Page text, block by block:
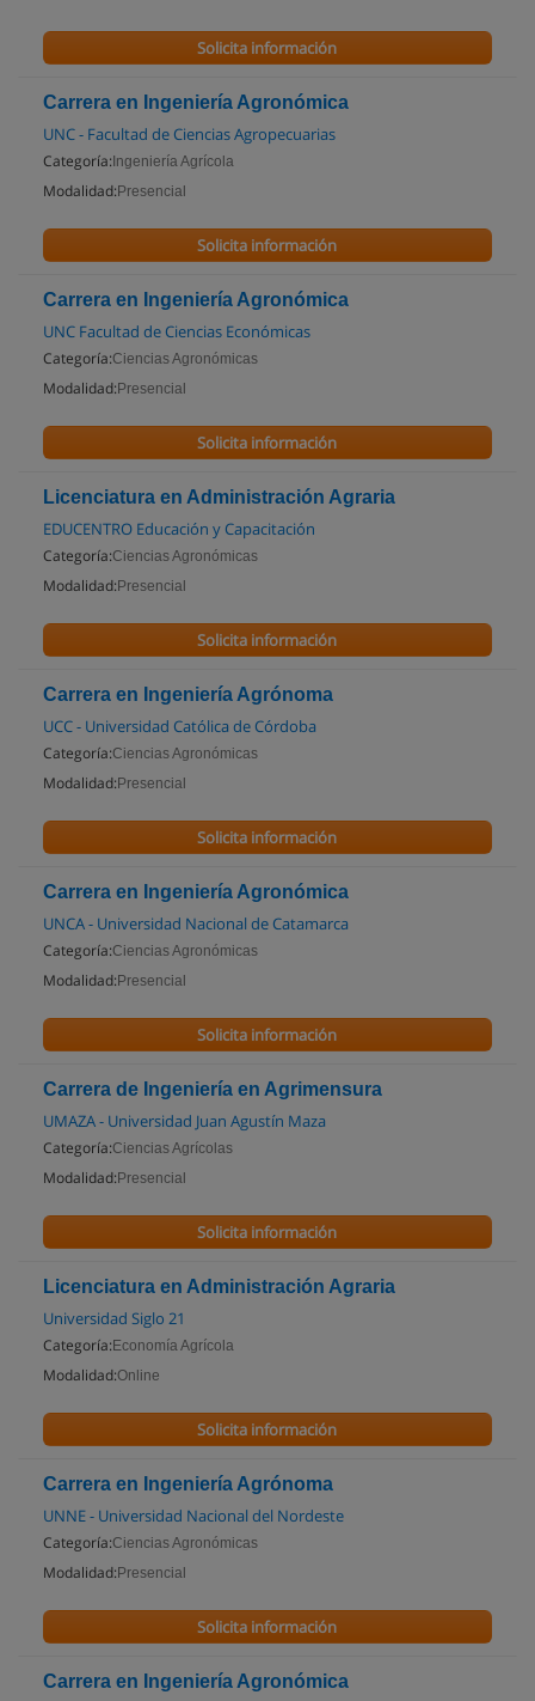
Solicita información
Carrera en Ingeniería Agronómica
UNC - Facultad de Ciencias Agropecuarias
Categoría: Ingeniería Agrícola
Modalidad: Presencial
Solicita información
Carrera en Ingeniería Agronómica
UNC Facultad de Ciencias Económicas
Categoría:Ciencias Agronómicas
Modalidad: Presencial
Solicita información
Licenciatura en Administración Agraria
EDUCENTRO Educación y Capacitación
Categoría:Ciencias Agronómicas
Modalidad: Presencial
Solicita información
Carrera en Ingeniería Agrónoma
UCC - Universidad Católica de Córdoba
Categoría:Ciencias Agronómicas
Modalidad: Presencial
Solicita información
Carrera en Ingeniería Agronómica
UNCA - Universidad Nacional de Catamarca
Categoría:Ciencias Agronómicas
Modalidad: Presencial
Solicita información
Carrera de Ingeniería en Agrimensura
UMAZA - Universidad Juan Agustín Maza
Categoría:Ciencias Agrícolas
Modalidad: Presencial
Solicita información
Licenciatura en Administración Agraria
Universidad Siglo 21
Categoría: Economía Agrícola
Modalidad:Online
Solicita información
Carrera en Ingeniería Agrónoma
UNNE - Universidad Nacional del Nordeste
Categoría:Ciencias Agronómicas
Modalidad: Presencial
Solicita información
Carrera en Ingeniería Agronómica